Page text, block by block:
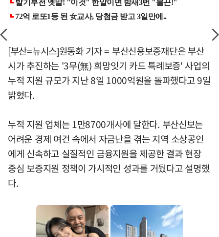
[부산=뉴시스]원동화 기자 = 부산신용보증재단은 부산
시가 추진하는 '3무(無) 희망잇기 카드 특례보증' 사업의
누적 지원 규모가 지난 8일 1000억원을 돌파했다고 9일
밝혔다.
누적 지원 업체는 1만8700개사에 달한다. 부산신보는
어려운 경제 여건 속에서 자금난을 겪는 지역 소상공인
에게 신속하고 실질적인 금융지원을 제공한 결과 현장
중심 보증지원 정책이 가시적인 성과를 거뒀다고 설명했
다.